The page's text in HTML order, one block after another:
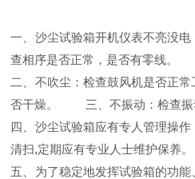
一、 沙尘试验箱开机仪表不亮没
查相序是否正常，是否有零线。
二、不吹尘：检查鼓风机是否正
否干燥。
三、不振动：检查振
四、 沙尘试验箱应有专人管理操
清扫,定期应有专业人士维护保
五、为了稳定地发挥试验箱的功